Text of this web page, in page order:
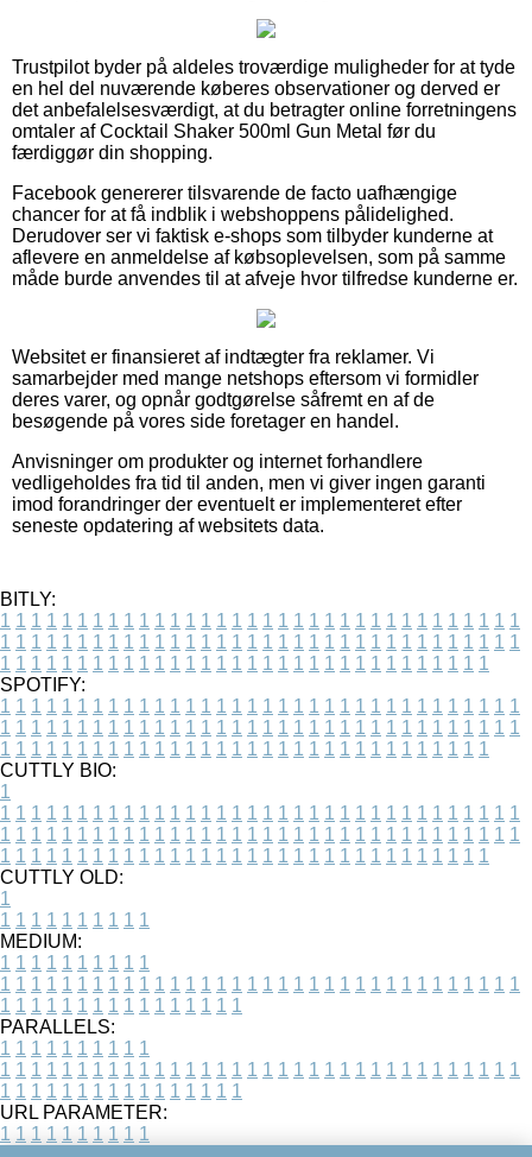
Trustpilot byder på aldeles troværdige muligheder for at tyde
en hel del nuværende køberes observationer og derved er
det anbefalelsesværdigt, at du betragter online forretningens
omtaler af Cocktail Shaker 500ml Gun Metal før du
færdiggør din shopping.
Facebook genererer tilsvarende de facto uafhængige
chancer for at få indblik i webshoppens pålidelighed.
Derudover ser vi faktisk e-shops som tilbyder kunderne at
aflevere en anmeldelse af købsoplevelsen, som på samme
måde burde anvendes til at afveje hvor tilfredse kunderne er.
Websitet er finansieret af indtægter fra reklamer. Vi
samarbejder med mange netshops eftersom vi formidler
deres varer, og opnår godtgørelse såfremt en af de
besøgende på vores side foretager en handel.
Anvisninger om produkter og internet forhandlere
vedligeholdes fra tid til anden, men vi giver ingen garanti
imod forandringer der eventuelt er implementeret efter
seneste opdatering af websitets data.
BITLY:
1 1 1 1 1 1 1 1 1 1 1 1 1 1 1 1 1 1 1 1 1 1 1 1 1 1 1 1 1 1 1 1 1 1
1 1 1 1 1 1 1 1 1 1 1 1 1 1 1 1 1 1 1 1 1 1 1 1 1 1 1 1 1 1 1 1 1 1
1 1 1 1 1 1 1 1 1 1 1 1 1 1 1 1 1 1 1 1 1 1 1 1 1 1 1 1 1 1 1 1
SPOTIFY:
1 1 1 1 1 1 1 1 1 1 1 1 1 1 1 1 1 1 1 1 1 1 1 1 1 1 1 1 1 1 1 1 1 1
1 1 1 1 1 1 1 1 1 1 1 1 1 1 1 1 1 1 1 1 1 1 1 1 1 1 1 1 1 1 1 1 1 1
1 1 1 1 1 1 1 1 1 1 1 1 1 1 1 1 1 1 1 1 1 1 1 1 1 1 1 1 1 1 1 1
CUTTLY BIO:
1
1 1 1 1 1 1 1 1 1 1 1 1 1 1 1 1 1 1 1 1 1 1 1 1 1 1 1 1 1 1 1 1 1 1
1 1 1 1 1 1 1 1 1 1 1 1 1 1 1 1 1 1 1 1 1 1 1 1 1 1 1 1 1 1 1 1 1 1
1 1 1 1 1 1 1 1 1 1 1 1 1 1 1 1 1 1 1 1 1 1 1 1 1 1 1 1 1 1 1 1
CUTTLY OLD:
1
1 1 1 1 1 1 1 1 1 1
MEDIUM:
1 1 1 1 1 1 1 1 1 1
1 1 1 1 1 1 1 1 1 1 1 1 1 1 1 1 1 1 1 1 1 1 1 1 1 1 1 1 1 1 1 1 1 1
1 1 1 1 1 1 1 1 1 1 1 1 1 1 1 1
PARALLELS:
1 1 1 1 1 1 1 1 1 1
1 1 1 1 1 1 1 1 1 1 1 1 1 1 1 1 1 1 1 1 1 1 1 1 1 1 1 1 1 1 1 1 1 1
1 1 1 1 1 1 1 1 1 1 1 1 1 1 1 1
URL PARAMETER:
1 1 1 1 1 1 1 1 1 1